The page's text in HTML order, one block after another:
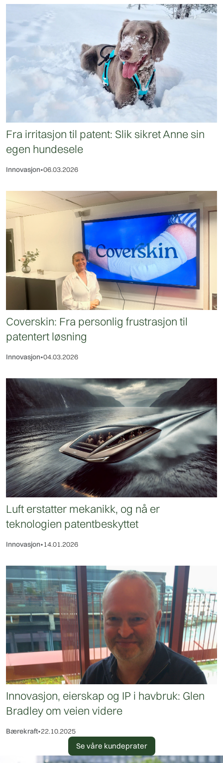
Fra irritasjon til patent: Slik sikret Anne sin
egen hundesele
Innovasjon•06.03.2026
Coverskin: Fra personlig frustrasjon til
patentert løsning
Innovasjon•04.03.2026
Luft erstatter mekanikk, og nå er
teknologien patentbeskyttet
Innovasjon•14.01.2026
Innovasjon, eierskap og IP i havbruk: Glen
Bradley om veien videre
Bærekraft•22.10.2025
Se våre kundeprater